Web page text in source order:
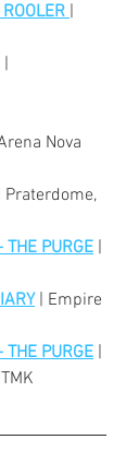
|
|
Nova
Praterdome,
THE PURGE |
| Empire
THE PURGE |